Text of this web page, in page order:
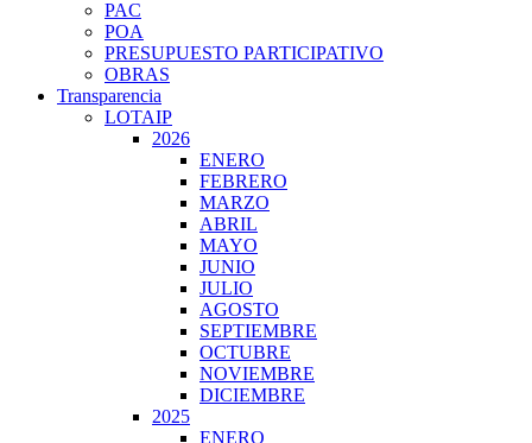
PAC
POA
PRESUPUESTO PARTICIPATIVO
OBRAS
Transparencia
LOTAIP
2026
ENERO
FEBRERO
MARZO
ABRIL
MAYO
JUNIO
JULIO
AGOSTO
SEPTIEMBRE
OCTUBRE
NOVIEMBRE
DICIEMBRE
2025
ENERO